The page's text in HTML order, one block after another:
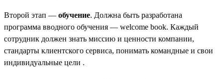
Второй этап — обучение. Должна быть разработана
программа вводного обучения — welcome book. Каждый
сотрудник должен знать миссию и ценности компании,
стандарты клиентского сервиса, понимать командные и свои
индивидуальные цели .